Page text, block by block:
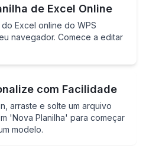
de Excel Online
Excel online do WPS
navegador. Comece a editar
com Facilidade
arraste e solte um arquivo
'Nova Planilha' para começar
modelo.